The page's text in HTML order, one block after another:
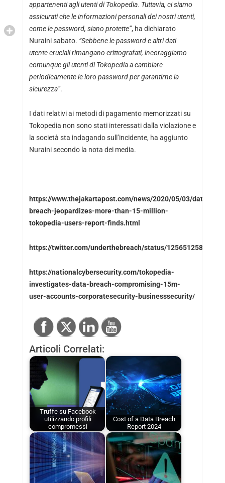
appartenenti agli utenti di Tokopedia. Tuttavia, ci siamo
assicurati che le informazioni personali dei nostri utenti,
come le password, siano protette”, ha dichiarato
Nuraini sabato. “Sebbene le password e altri dati
utente cruciali rimangano crittografati, incoraggiamo
comunque gli utenti di Tokopedia a cambiare
periodicamente le loro password per garantirne la
sicurezza”.
I dati relativi ai metodi di pagamento memorizzati su
Tokopedia non sono stati interessati dalla violazione e
la società sta indagando sull’incidente, ha aggiunto
Nuraini secondo la nota dei media.
https://www.thejakartapost.com/news/2020/05/03/data-
breach-jeopardizes-more-than-15-million-
tokopedia-users-report-finds.html
https://twitter.com/underthebreach/status/
https://nationalcybersecurity.com/tokopedia-
investigates-data-breach-compromising-15m-
user-accounts-corporatesecurity-businesssecurity/
Articoli Correlati:
Truffe su Facebook
utilizzando profili
compromessi
Cost of a Data Breach
Report 2024